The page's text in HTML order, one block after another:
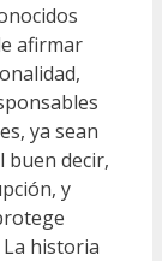
afirmar
ya sean
buen decir,
y
historia